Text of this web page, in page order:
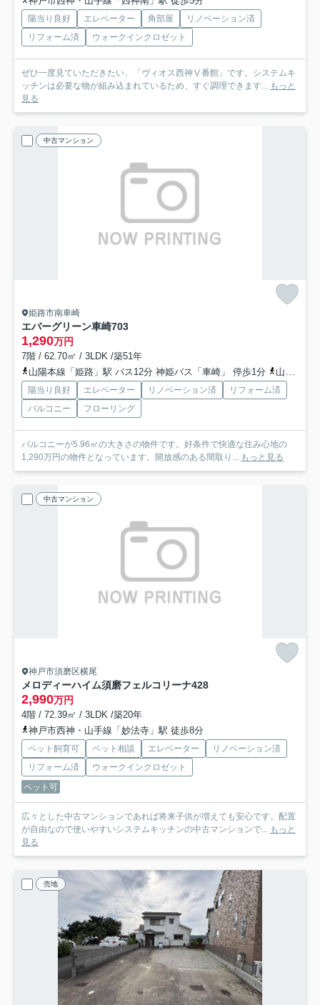
陽当り良好 エレベーター 角部屋
リノベーション済
リフォーム済
ウォークインクロゼット
ぜひ一度見ていただきたい、「ヴィオス西神Ⅴ番館」です。システムキ
ッチンは必要な物が組み込まれているため、すぐ調理できます... もっと
見る
中古マンション
姫路市南車崎
エバーグリーン車崎703
1,290万円
7階 / 62.70㎡ / 3LDK /築51年
山陽本線「姫路」駅 バス12分 神姫バス「車崎」 停歩1分
山陽電鉄本線「山陽姫路」駅 バス12分 神姫バス「車崎」 停歩1分
陽当り良好 エレベーター リノベーション済
リフォーム済
バルコニー
フローリング
バルコニーが5.96㎡の大きさの物件です。好条件で快適な住み心地の
1,290万円の物件となっています。開放感のある間取り... もっと見る
中古マンション
神戸市須磨区横尾
メロディーハイム須磨フェルコリーナ428
2,990万円
4階 / 72.39㎡ / 3LDK /築20年
神戸市西神・山手線「妙法寺」駅 徒歩8分
ペット飼育可 ペット相談 エレベーター
リノベーション済
リフォーム済
ウォークインクロゼット
ペット可
広々とした中古マンションであれば将来子供が増えても安心です。配置
が自由なので使いやすいシステムキッチンの中古マンションで... もっと
見る
売地